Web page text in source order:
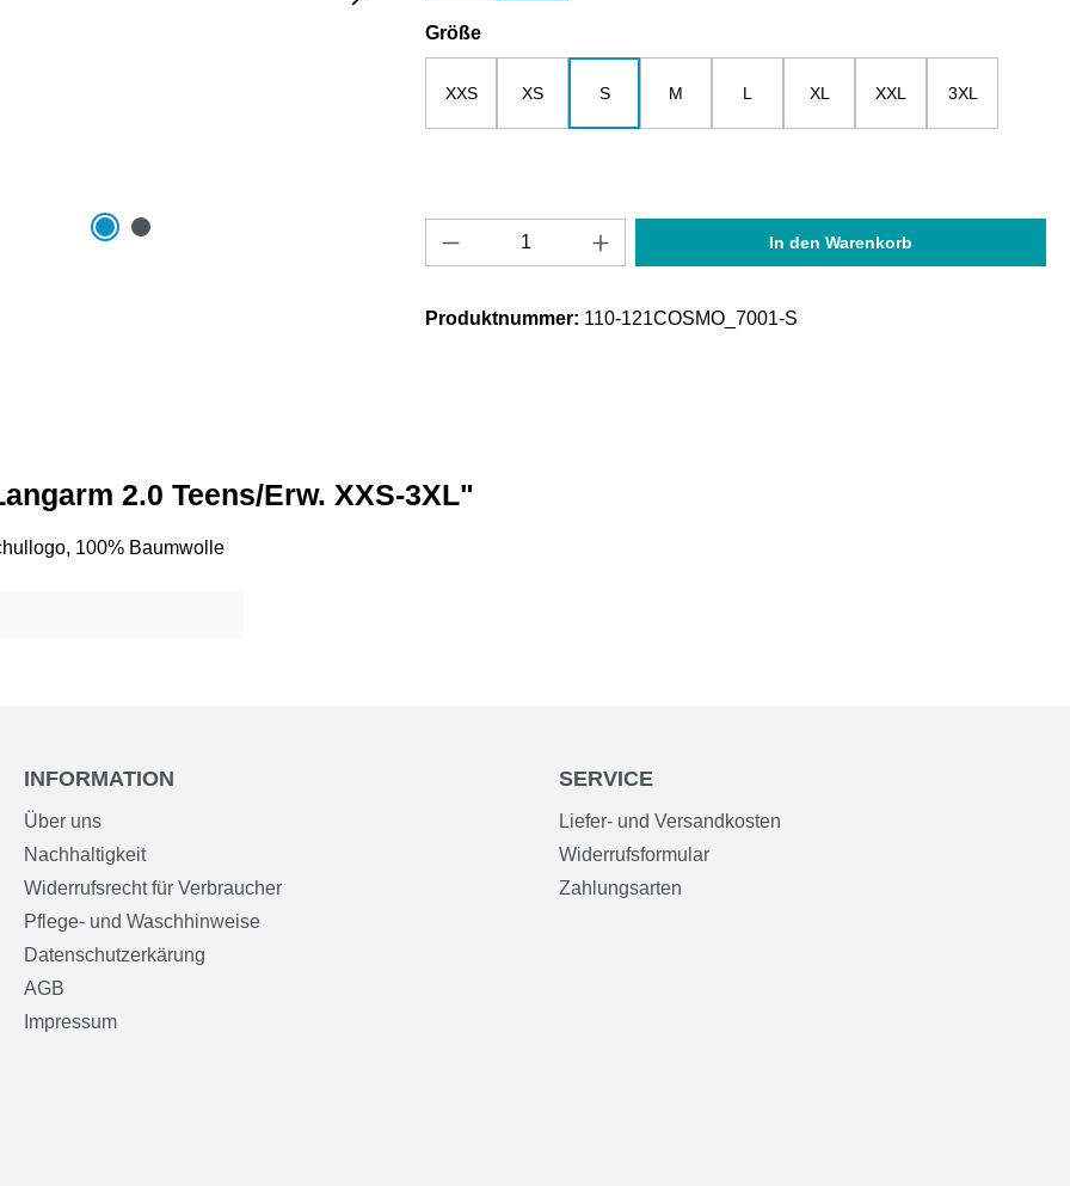
Größeauswählen
XXS XS S M L XL XXL 3XL
Produkt Anzahl: Gib den gewünschten Wert ein
In den Warenkorb
Produktnummer: 110-121COSMO_7001-S
2.0 Teens/Erw. XXS-3XL"
100% Baumwolle
INFORMATION
Über uns
Nachhaltigkeit
Widerrufsrecht für Verbraucher
Pflege- und Waschhinweise
Datenschutzerkärung
AGB
Impressum
SERVICE
Liefer- und Versandkosten
Widerrufsformular
Zahlungsarten